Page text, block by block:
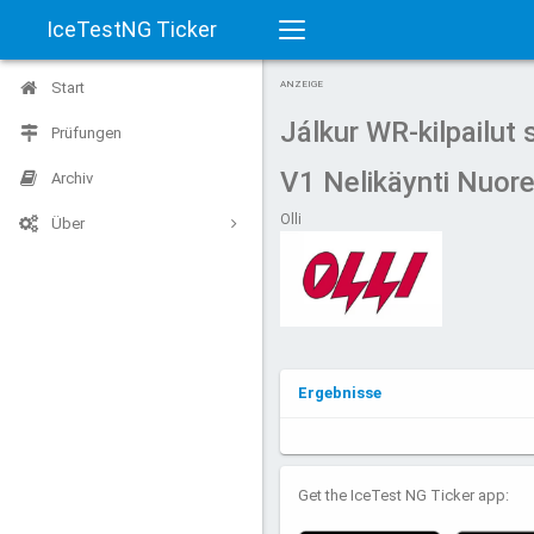
IceTestNG Ticker
Toggle
navigation
Start
Prüfungen
Archiv
Über
ANZEIGE
Jálkur WR-kilpailut
V1 Nelikäynti
Olli
Ergebnisse
Get the IceTest NG Ticker app: